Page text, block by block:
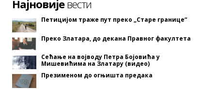
Најновијевести
Петицијом траже пут преко „Старе границе“
Преко Златара, до декана Правног факултета
Сећање на војводу Петра Бојовића у
Мишевићима на Златару (видео)
Презименом до огњишта предака